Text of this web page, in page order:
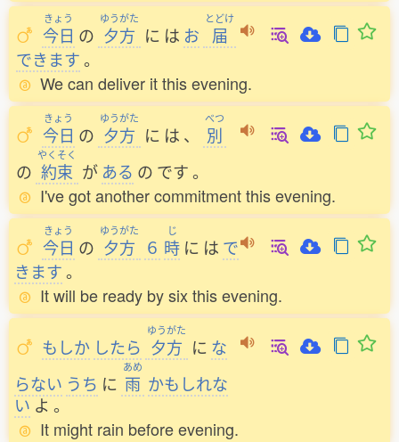
きょう
今日 の
ゆうがた
夕方 に は お
とどけ
届
できます。
We can deliver it this evening.
きょう
今日 の
ゆうがた
夕方 に は 、
べつ
別
の
やくそく
約束 が ある の です。
I've got another commitment this evening.
きょう
今日 の
ゆうがた
夕方 ６
じ
時 に は で
きます。
It will be ready by six this evening.
もしか したら
ゆうがた
夕方 に な
らない うち に
あめ
雨 かもしれな
い よ 。
It might rain before evening.